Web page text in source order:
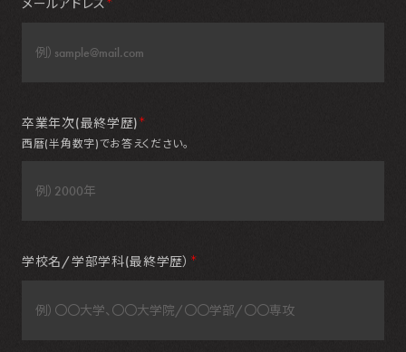
メールアドレス
卒業年次(最終学歴) ＊
西暦(半角数字)でお答えください。
学校名/学部学科(最終学歴） ＊